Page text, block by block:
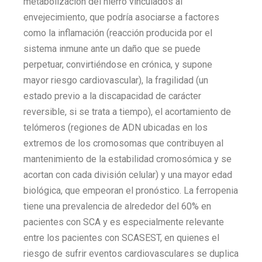
envejecimiento, que podría asociarse a factores
como la inflamación (reacción producida por el
sistema inmune ante un daño que se puede
perpetuar, convirtiéndose en crónica, y supone
mayor riesgo cardiovascular), la fragilidad (un
estado previo a la discapacidad de carácter
reversible, si se trata a tiempo), el acortamiento de
telómeros (regiones de ADN ubicadas en los
extremos de los cromosomas que contribuyen al
mantenimiento de la estabilidad cromosómica y se
acortan con cada división celular) y una mayor edad
biológica, que empeoran el pronóstico. La ferropenia
tiene una prevalencia de alrededor del 60% en
pacientes con SCA y es especialmente relevante
entre los pacientes con SCASEST, en quienes el
riesgo de sufrir eventos cardiovasculares se duplica